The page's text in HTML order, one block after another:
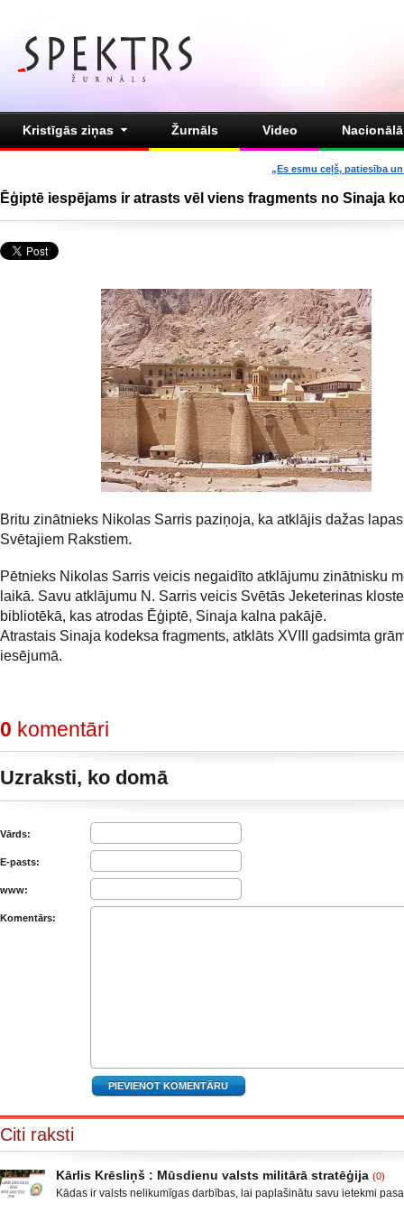
Kristīgās ziņas Žurnāls Video
„Es esmu ceļš, patiesība
Ēģiptē iespējams ir atrasts vēl viens fragments no Sinaja
Britu zinātnieks Nikolas Sarris paziņoja, ka atklājis dažas
Svētajiem Rakstiem.
Pētnieks Nikolas Sarris veicis negaidīto atklājumu zinātnisku
laikā. Savu atklājumu N. Sarris veicis Svētās Jeketerinas
bibliotēkā, kas atrodas Ēģiptē, Sinaja kalna pakājē.
Atrastais Sinaja kodeksa fragments, atklāts XVIII gadsimta
iesējumā.
0 komentāri
Uzraksti, ko domā
Vārds:
E-pasts:
www:
Komentārs:
Citi raksti
Kārlis Krēsliņš : Mūsdienu valsts militārā stratēģija (0)
Kādas ir valsts nelikumīgas darbības, lai paplašinātu savu ietekmi